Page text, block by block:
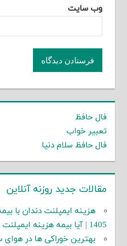
وب‌ سایت
فال حافظ
تعبیر خواب
فال حافظ سلام دنیا
مقالات جدید روزنه آنلاین
هزینه ایمپلنت دندان با
1405 | آیا بیمه هزینه ایمپلنت را می‌دهد؟
بهترین خوراکی ها در هوای